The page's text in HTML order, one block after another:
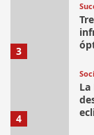
3
4
La